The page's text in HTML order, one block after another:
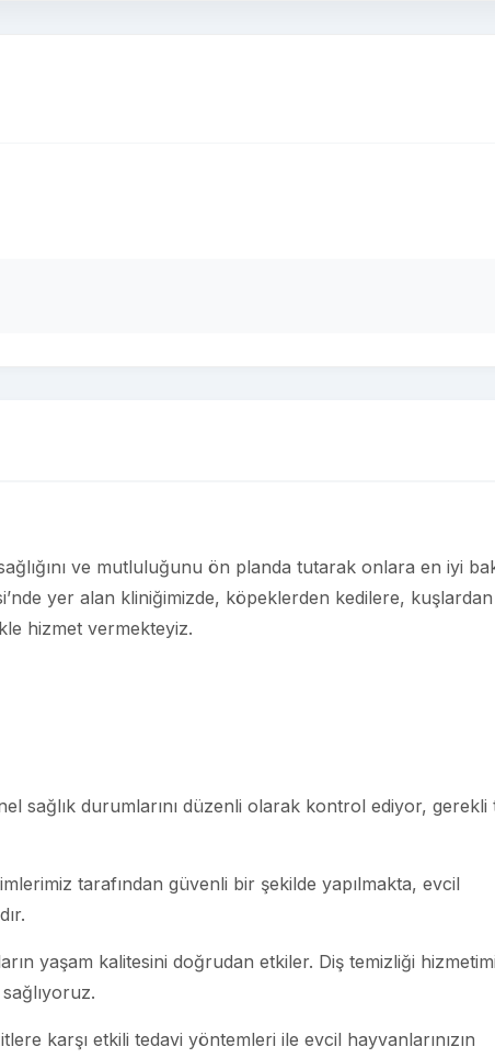
ve mutluluğunu ön planda tutarak onlara en iyi
yer alan kliniğimizde, köpeklerden kedilere, kuşlardan
hizmet vermekteyiz.
sağlık durumlarını düzenli olarak kontrol ediyor, gerekli
tarafından güvenli bir şekilde yapılmakta, evcil
yaşam kalitesini doğrudan etkiler. Diş temizliği
sağlıyoruz.
karşı etkili tedavi yöntemleri ile evcil hayvanlarınızın